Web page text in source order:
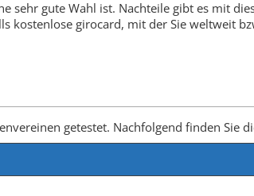
sehr gute Wahl ist. Nachteile gibt es mit
kostenlose girocard, mit der Sie weltweit
getestet. Nachfolgend finden Sie